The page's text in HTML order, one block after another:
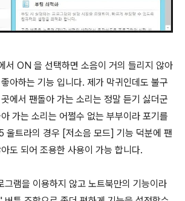
서 ON 을 선택하면 소음이 거의 들리지 않아
아하는 기능 입니다. 제가 막귀인데도 불구
에서 팬돌아 가는 소리는 정말 듣기 싫더군
가는 소리는 어쩔수 없는 부부이라 포기를
울트라의 경우 [저소음 모드] 기능 덕분에 팬
도 되어 조용한 사용이 가능 합니다.
램을 이용하지 않고 노트북만의 기능이라